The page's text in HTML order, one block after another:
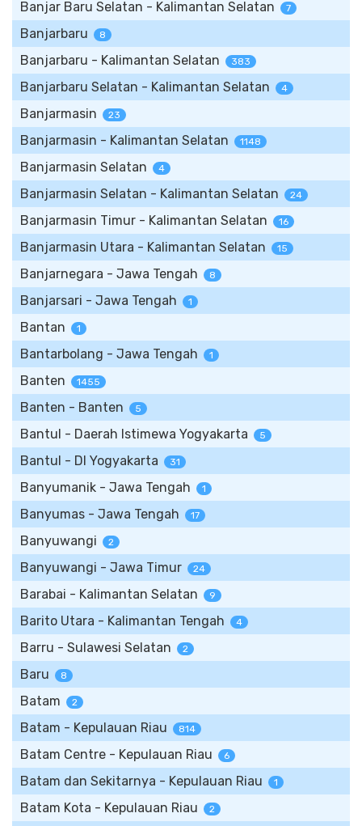
Banjar Baru Selatan - Kalimantan Selatan 7
Banjarbaru 8
Banjarbaru - Kalimantan Selatan 383
Banjarbaru Selatan - Kalimantan Selatan 4
Banjarmasin 23
Banjarmasin - Kalimantan Selatan 1148
Banjarmasin Selatan 4
Banjarmasin Selatan - Kalimantan Selatan 24
Banjarmasin Timur - Kalimantan Selatan 16
Banjarmasin Utara - Kalimantan Selatan 15
Banjarnegara - Jawa Tengah 8
Banjarsari - Jawa Tengah 1
Bantan 1
Bantarbolang - Jawa Tengah 1
Banten 1455
Banten - Banten 5
Bantul - Daerah Istimewa Yogyakarta 5
Bantul - DI Yogyakarta 31
Banyumanik - Jawa Tengah 1
Banyumas - Jawa Tengah 17
Banyuwangi 2
Banyuwangi - Jawa Timur 24
Barabai - Kalimantan Selatan 9
Barito Utara - Kalimantan Tengah 4
Barru - Sulawesi Selatan 2
Baru 8
Batam 2
Batam - Kepulauan Riau 814
Batam Centre - Kepulauan Riau 6
Batam dan Sekitarnya - Kepulauan Riau 1
Batam Kota - Kepulauan Riau 2